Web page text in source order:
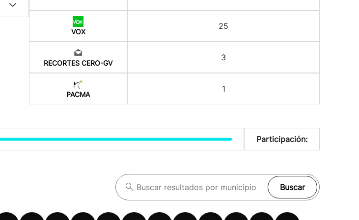
VOX
25
RECORTES CERO-GV
3
PACMA
1
Participación:
Buscar